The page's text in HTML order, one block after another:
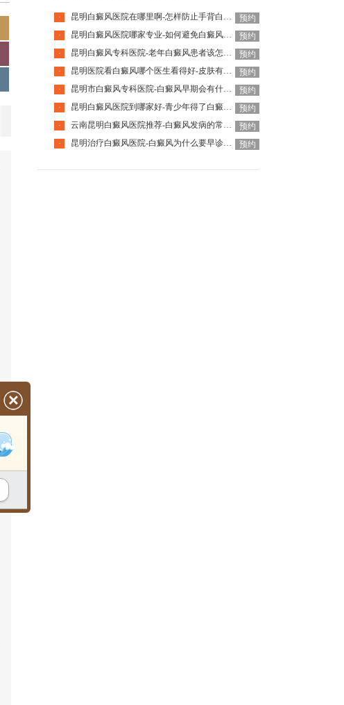
· 昆明白癜风医院在哪里啊-怎样防止手背白癜风扩散呢
预约
·
昆明白癜风医院哪家专业-如何避免白癜风复发呢
预约
·
昆明白癜风专科医院-老年白癜风患者该怎么有效应对疾病
预约
·
昆明医院看白癜风哪个医生看得好-皮肤有白癜风后该怎么护理
预约
·
昆明市白癜风专科医院-白癜风早期会有什么症状
预约
·
昆明白癜风医院到哪家好-青少年得了白癜风该怎么科学治疗呢
预约
·
云南昆明白癜风医院推荐-白癜风发病的常见诱因是什么
预约
·
昆明治疗白癜风医院-白癜风为什么要早诊早治 预约